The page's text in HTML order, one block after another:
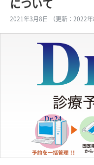
開業医のリアル
電子カルテ・ICT
集患のコツ
について
2021年3月8日 （更新：2022年